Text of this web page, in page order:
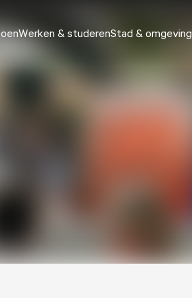
Werken & studerenStad & omgeving